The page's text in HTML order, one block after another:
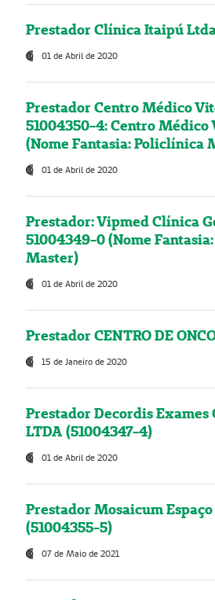
Prestador Clínica Itaipú
01 de Abril de 2020
Prestador Centro Médico
51004350-4: Centro
(Nome Fantasia: Policlínica
01 de Abril de 2020
Prestador: Vipmed Clínica
51004349-0 (Nome
Master)
01 de Abril de 2020
Prestador CENTRO DE
15 de Janeiro de 2020
Prestador Decordis
LTDA (51004347-4)
01 de Abril de 2020
Prestador Mosaicum
(51004355-5)
07 de Maio de 2021